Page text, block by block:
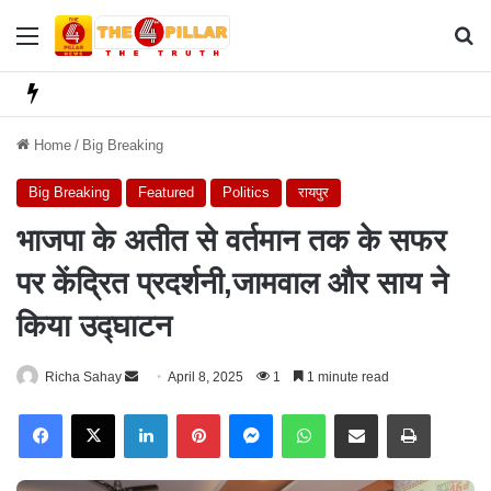
Menu
Home / Big Breaking
Big Breaking Featured Politics रायपुर
भाजपा के अतीत से वर्तमान तक के सफर
पर केंद्रित प्रदर्शनी,जामवाल और साय ने
किया उद्घाटन
Richa Sahay
n
d
a
April 8, 2025 1 1 minute read
X